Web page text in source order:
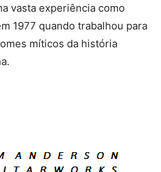
vasta experiência como
1977 quando trabalhou para
míticos da história